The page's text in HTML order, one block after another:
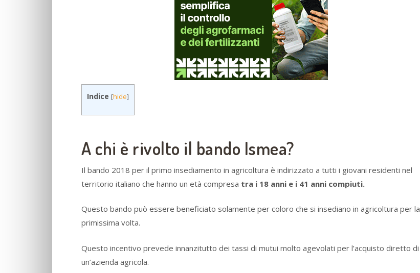
Indice [hide]
A chi è rivolto il bando Ismea?
Il bando 2018 per il primo insediamento in agricoltura è indirizzato a tutti i giovani residenti nel
territorio italiano che hanno un età compresa tra i 18 anni e i 41 anni compiuti.
Questo bando può essere beneficiato solamente per coloro che si insediano in agricoltura per la
primissima volta.
Questo incentivo prevede innanzitutto dei tassi di mutui molto agevolati per l’acquisto diretto di
un’azienda agricola.